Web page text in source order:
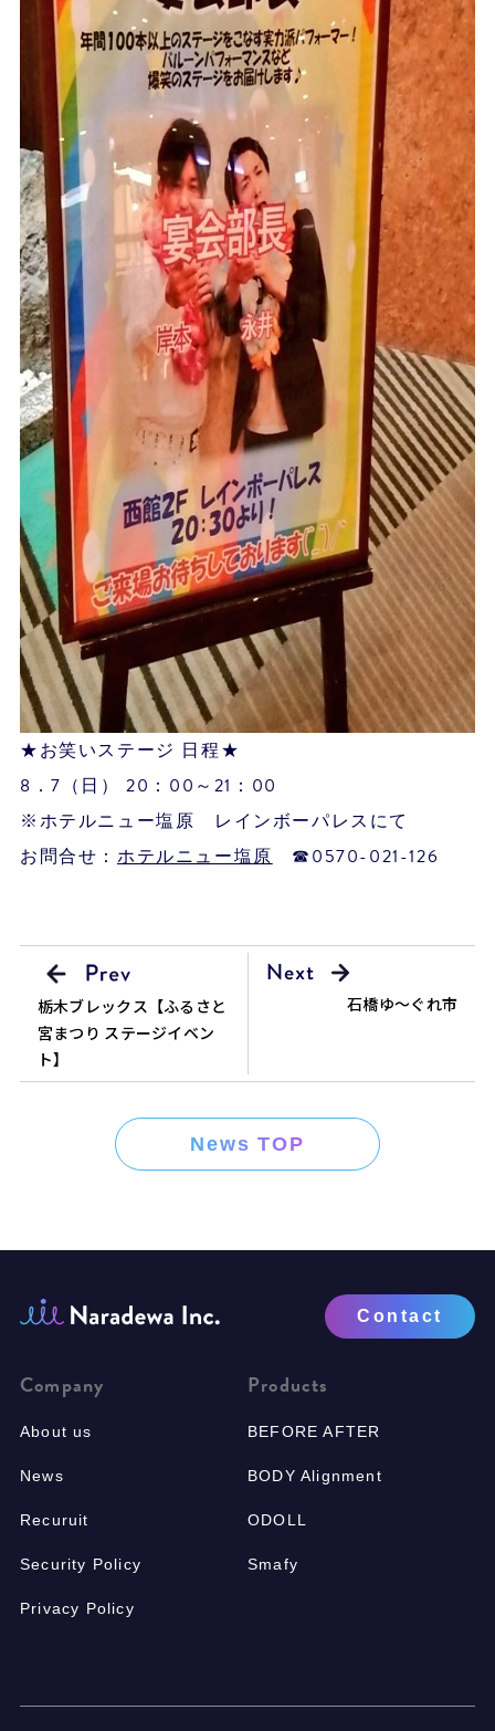
★お笑いステージ 日程★
8．7（日） 20：00～21：00
※ホテルニュー塩原 レインボーパレスにて
お問合せ： ホテルニュー塩原☎0570-021-126
栃木ブレックス【ふるさと
宮まつり ステージイベン
ト】
石橋ゆ～ぐれ市
News TOP
Contact
Company
About us
News
Recuruit
Security Policy
Privacy Policy
Products
BEFORE AFTER
BODY Alignment
ODOLL
Smafy